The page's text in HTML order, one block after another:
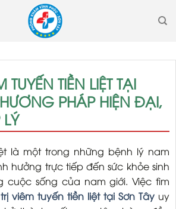
TUYẾN TIỀN LIỆT TẠI
PHÁP HIỆN ĐẠI,
là một trong những bệnh lý nam
hưởng trực tiếp đến sức khỏe sinh
cuộc sống của nam giới. Việc tìm
viêm tuyến tiền liệt tại Sơn Tây uy